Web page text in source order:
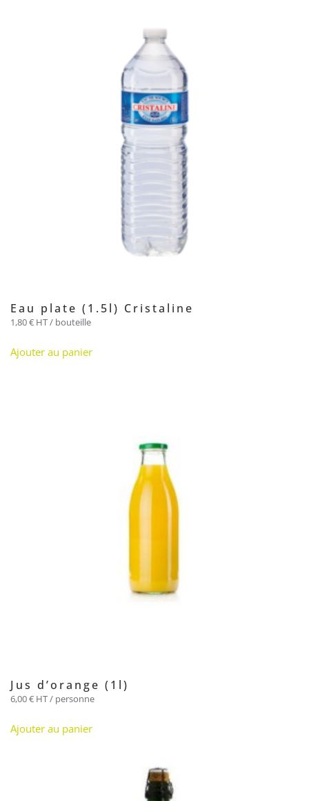
Eau plate (1.5l) Cristaline
1,80€ HT / bouteille
Ajouter au panier
Jus d’orange (1l)
6,00€ HT / personne
Ajouter au panier